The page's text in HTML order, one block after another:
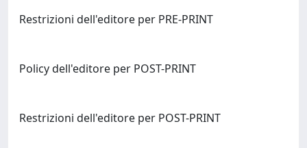
Restrizioni dell'editore per PRE-PRINT
Policy dell'editore per POST-PRINT
Restrizioni dell'editore per POST-PRINT